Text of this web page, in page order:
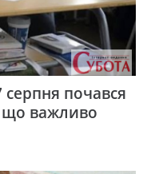
почався
що важливо